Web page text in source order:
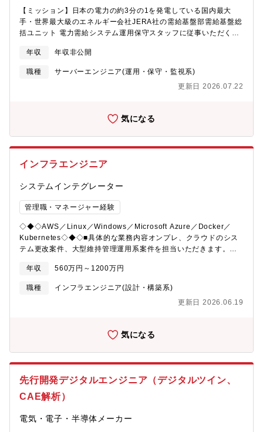
40名（20代～50代）の組織体制となります。専門性をもった多様
なバックグランドを持つメンバーで構成されております。【想定
されるキャリア】・DXコンサルタント／DX推進リーダーとして
の専門性確立・営業推進・事業企画・DX責任者などへのキャリア
ョンも視野【働き方】■リモートワーク：有■フレックス：有 ※
コアタイム無■出張：有（担当顧客により月数回程度）【コニカミ
測機器、マーケティング全般のご支援などの販売・サービス提供
内のお客様との接点を全て担当しており、デジタルイメージング
（画像・データ）の技術やノウハウを活用した製品・サービスを
展開。日本の社会や企業における課題を発見し、解決できる”新し
す。
【ミッション】日本の電力の約3分の1を発電している国内最大
手・世界最大級のエネルギー会社JERA社の需給基盤部需給基盤総
括ユニット 電力需給システム運用保守スタッフに従事いただくポ
るJERAにおいて、ミッションクリティカルな電力需給取引を支え
る中核機能を担っています。 これまで、国内の火力発電機群（東
西あわせて約130ユニット）を対象に、販売電力量に応じた最適な
運転計画の策定や、トレーディング機会の最大化に向けたシステ
度化・安定化を図るフェーズにあります。24時間365日の高度な
える重要な役割を担っており、組織としては立ち上げ・拡大フェ
しています。 本ポジションでは、日本の電力インフラを支える
歓迎しています。 また、教育体制も整備しておりますので、 未経
験の方でも市場制度や需給業務、ICT、プロジェクトマネジメント
に関する専門性を、 段階的に身につけていただくことが可能で
す。 安心してご応募ください。【具体的には】・システム運用保
守業務の企画・改善（運用プロセス設計、SLA/SLO設計、運用品
質向上、運用自動化・AI活用等）・システム運用（監視、アラー
応、原因分析、システム改修、再発防止等）・システム基盤管理
後は基盤設計等も検討予定）・システム開発プロジェクト支援
（非機能要件定義、運用設計、ログ設計・監視設計等）【システ
ンド開発）・React（フロントエンド開発）・VBA（一部業務ツ
基盤・運用基盤・Splunk（ログ分析・監視）・ServiceNow（イ
ンシデント管理 / ITSM）■インフラ基盤・Microsoft
Azure（AKS・コンテナ/一部VM）・Snowflake（データ基盤）・
部オンプレミス環境（パソコン/ローカル含む）※基盤そのものは
年収 年収非公開
職種
サーバーエンジニア(運用・保守・監視系)
更新日 2026.07.22
気になる
インフラエンジニア
システムインテグレーター
管理職・マネージャー経験
◇◆◇AWS／Linux／Windows／Microsoft Azure／Docker／
Kubernetes◇◆◇■具体的な業務内容オンプレ、クラウドのシス
テム更改案件、大型維持管理運用系案件を担当いただきます。ク
ージドサービスの活用、構築技術を提供し、マネージドサービス
化を推進ITSM／ITOM領域（servicenow）を連動し、顧客に高付
加価値サービスを提供■案件事例〇中央省庁業務システム（オンプ
レ）の大規模更改案件・工程：システム全般のインフラ領域環境
NW、LB等・体制：80名超・習得技術：資料も豊富で案件を進め
のより良いシステム構築（改善の意識） Ansibleを使
基盤新規導入案件・工程：要件定義設計～構築～試験・スキル要
素：AWS基本サービス、S3、ALB、EKS、Fargate、AWS
程から対応し、クラウドベース設計技術習得 AWSの
年収 560万円～1200万円
職種
インフラエンジニア(設計・構築系)
更新日 2026.06.19
気になる
先行開発デジタルエンジニア（デジタルツイン、
CAE解析）
電気・電子・半導体メーカー